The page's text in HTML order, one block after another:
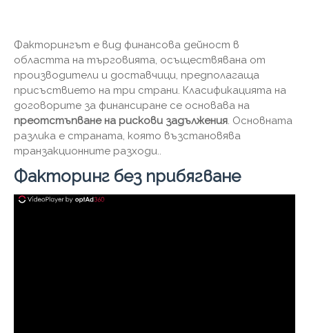
Факторингът е вид финансова дейност в
областта на търговията, осъществявана от
производители и доставчици, предполагаща
присъствието на три страни. Класификацията на
договорите за финансиране се основава на
преотстъпване на рискови задължения. Основната
разлика е страната, която възстановява
транзакционните разходи..
Факторинг без прибягване